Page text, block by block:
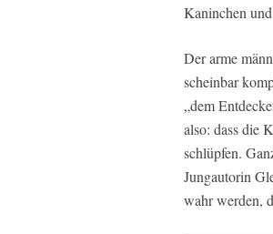
Kaninchen
Der arme
scheinbar
„dem
also: dass die
schlüpfen.
Jungautorin
wahr werden,